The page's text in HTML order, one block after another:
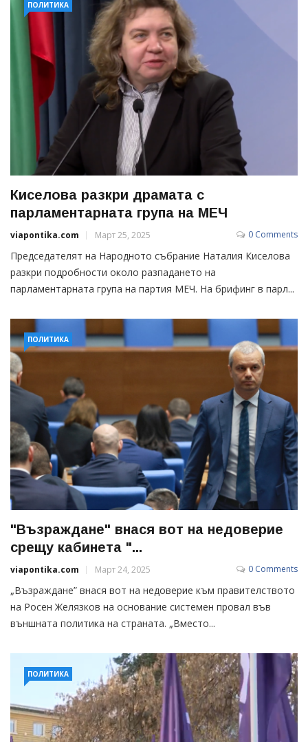
ПОЛИТИКА
Киселова разкри драмата с
парламентарната група на МЕЧ
viapontika.com Март 25, 2025 0 Comments
Председателят на Народното събрание Наталия Киселова
разкри подробности около разпадането на
парламентарната група на партия МЕЧ. На брифинг в парл...
ПОЛИТИКА
"Възраждане" внася вот на недоверие
срещу кабинета "...
viapontika.com Март 24, 2025 0 Comments
„Възраждане” внася вот на недоверие към правителството
на Росен Желязков на основание системен провал във
външната политика на страната. „Вместо...
ПОЛИТИКА